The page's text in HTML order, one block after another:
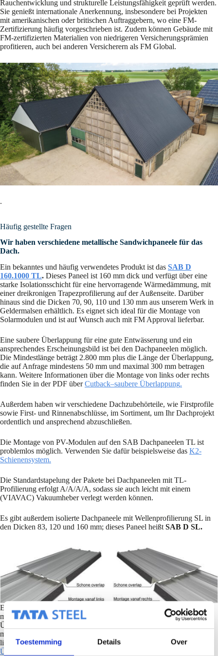
Toestemming Details Over
Rauchentwicklung und strukturelle Leistungsfähigkeit geprüft werden.
Sie genießt internationale Anerkennung, insbesondere bei Projekten
mit amerikanischen oder britischen Auftraggebern, wo eine FM-
Zertifizierung häufig vorgeschrieben ist. Zudem können Gebäude mit
FM-zertifizierten Materialien von niedrigeren Versicherungsprämien
profitieren, auch bei anderen Versicherern als FM Global.
.
Häufig gestellte Fragen
Wir haben verschiedene metallische Sandwichpaneele für das
Dach.
Ein bekanntes und häufig verwendetes Produkt ist das SAB D
160.1000 TL. Dieses Paneel ist 160 mm dick und verfügt über eine
starke Isolationsschicht für eine hervorragende Wärmedämmung, mit
einer dreikronigen Trapezprofilierung auf der Außenseite. Darüber
hinaus sind die Dicken 70, 90, 110 und 130 mm aus unserem Werk in
Geldermalsen erhältlich. Es eignet sich ideal für die Montage von
Solarmodulen und ist auf Wunsch auch mit FM Approval lieferbar.
Eine saubere Überlappung für eine gute Entwässerung und ein
ansprechendes Erscheinungsbild ist bei den Dachpaneelen möglich.
Die Mindestlänge beträgt 2.800 mm plus die Länge der Überlappung,
die auf Anfrage mindestens 50 mm und maximal 300 mm betragen
kann. Weitere Informationen über die Montage von links oder rechts
finden Sie in der PDF überCutback–saubere Überlappung.
Außerdem haben wir verschiedene Dachzubehörteile, wie Firstprofile
sowie First- und Rinnenabschlüsse, im Sortiment, um Ihr Dachprojekt
ordentlich und ansprechend abzuschließen.
Die Montage von PV-Modulen auf den SAB Dachpaneelen TL ist
problemlos möglich. Verwenden Sie dafür beispielsweise das K2-
Schienensystem.
Die Standardstapelung der Pakete bei Dachpaneelen mit TL-
Profilierung erfolgt A/A/A/A, sodass sie auch leicht mit einem
(VIAVAC) Vakuumheber verlegt werden können.
Es gibt außerdem isolierte Dachpaneele mit Wellenprofilierung SL in
den Dicken 83, 120 und 160 mm; dieses Paneel heißt SAB D SL.
Eine saubere Überlappung ist auch für Dachpaneele des Typs SL
möglich, mit einer Mindestlänge von 2.800 mm plus der Länge der
Überlappung. Auf Anfrage kann diese mindestens 50 mm und
maximal 300 mm betragen. Weitere Informationen zur Montage von
links oder rechts finden Sie in der PDF über
Cutback–saubere
Überlappung